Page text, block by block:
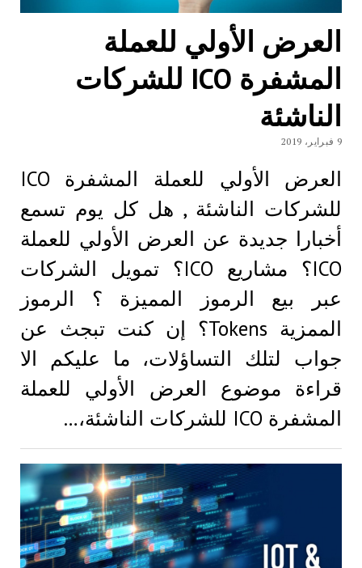
العرض الأولي للعملة
المشفرة ICO للشركات
الناشئة
9 فبراير، 2019
العرض الأولي للعملة المشفرة ICO
للشركات الناشئة , هل كل يوم تسمع
أخبارا جديدة عن العرض الأولي للعملة
ICO؟ مشاريع ICO؟ تمويل الشركات
عبر بيع الرموز المميزة ؟ الرموز
الممزية Tokens؟ إن كنت تبجث عن
جواب لتلك التساؤلات، ما عليكم الا
قراءة موضوع العرض الأولي للعملة
المشفرة ICO للشركات الناشئة،…